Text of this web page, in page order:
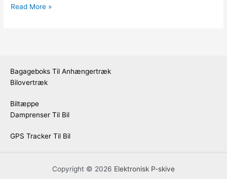
Read More »
Bagageboks Til Anhængertræk
Bilovertræk
Biltæppe
Damprenser Til Bil
GPS Tracker Til Bil
Copyright © 2026 Elektronisk P-skive